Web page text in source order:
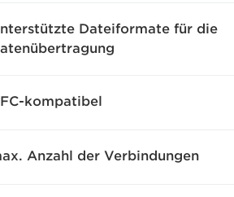
Dateiformate für die
kompatibel
Anzahl der Verbindungen